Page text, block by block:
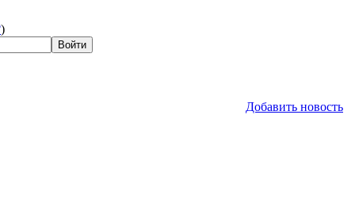
)
Добавить новость